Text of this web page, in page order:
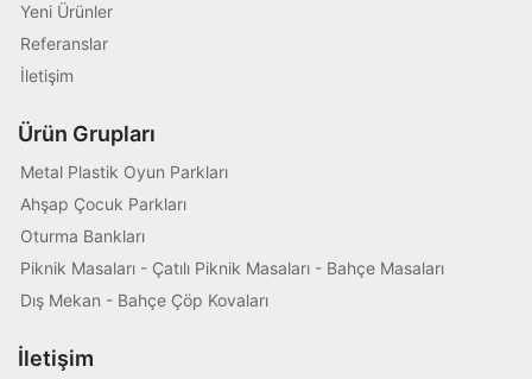
Yeni Ürünler
Referanslar
İletişim
Ürün Grupları
Metal Plastik Oyun Parkları
Ahşap Çocuk Parkları
Oturma Bankları
Piknik Masaları - Çatılı Piknik Masaları - Bahçe Masaları
Dış Mekan - Bahçe Çöp Kovaları
İletişim